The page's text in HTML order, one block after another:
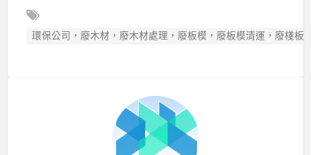
環保公司，廢木材，廢木材處理，廢板模，廢板模清運，廢棧板